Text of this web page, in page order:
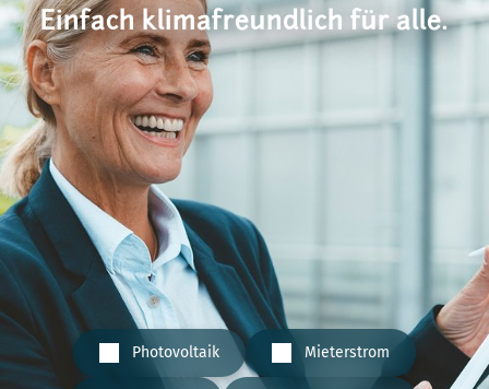
Einfach klimafreundlich für alle.
Photovoltaik Mieterstrom